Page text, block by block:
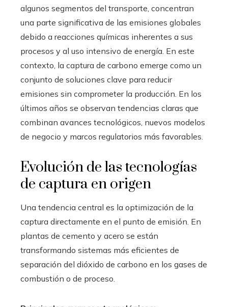
algunos segmentos del transporte, concentran
una parte significativa de las emisiones globales
debido a reacciones químicas inherentes a sus
procesos y al uso intensivo de energía. En este
contexto, la captura de carbono emerge como un
conjunto de soluciones clave para reducir
emisiones sin comprometer la producción. En los
últimos años se observan tendencias claras que
combinan avances tecnológicos, nuevos modelos
de negocio y marcos regulatorios más favorables.
Evolución de las tecnologías
de captura en origen
Una tendencia central es la optimización de la
captura directamente en el punto de emisión. En
plantas de cemento y acero se están
transformando sistemas más eficientes de
separación del dióxido de carbono en los gases de
combustión o de proceso.